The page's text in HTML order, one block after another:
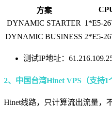
方案
DYNAMIC STARTER 1*E5-
DYNAMIC BUSINESS 2*E5-
测试IP地址：
2、中国台湾Hinet VPS（支持1
Hinet线路，只计算流出流量，